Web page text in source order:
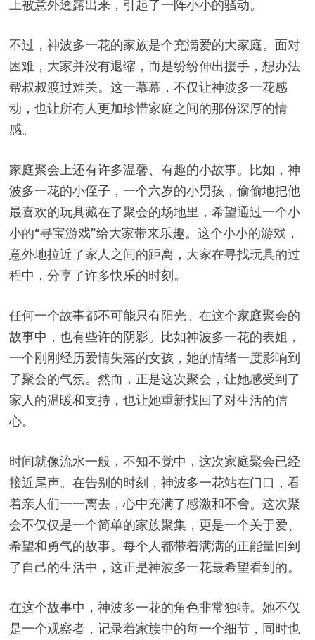
上被意外透露出来，引起了一阵小小的骚动。
不过，神波多一花的家族是个充满爱的大家庭。面对
困难，大家并没有退缩，而是纷纷伸出援手，想办法
帮叔叔渡过难关。这一幕幕，不仅让神波多一花感
动，也让所有人更加珍惜家庭之间的那份深厚的情
感。
家庭聚会上还有许多温馨、有趣的小故事。比如，神
波多一花的小侄子，一个六岁的小男孩，偷偷地把他
最喜欢的玩具藏在了聚会的场地里，希望通过一个小
小的“寻宝游戏”给大家带来乐趣。这个小小的游戏，
意外地拉近了家人之间的距离，大家在寻找玩具的过
程中，分享了许多快乐的时刻。
任何一个故事都不可能只有阳光。在这个家庭聚会的
故事中，也有些许的阴影。比如神波多一花的表姐，
一个刚刚经历爱情失落的女孩，她的情绪一度影响到
了聚会的气氛。然而，正是这次聚会，让她感受到了
家人的温暖和支持，也让她重新找回了对生活的信
心。
时间就像流水一般，不知不觉中，这次家庭聚会已经
接近尾声。在告别的时刻，神波多一花站在门口，看
着亲人们一一离去，心中充满了感激和不舍。这次聚
会不仅仅是一个简单的家族聚集，更是一个关于爱、
希望和勇气的故事。每个人都带着满满的正能量回到
了自己的生活中，这正是神波多一花最希望看到的。
在这个故事中，神波多一花的角色非常独特。她不仅
是一个观察者，记录着家族中的每一个细节，同时也